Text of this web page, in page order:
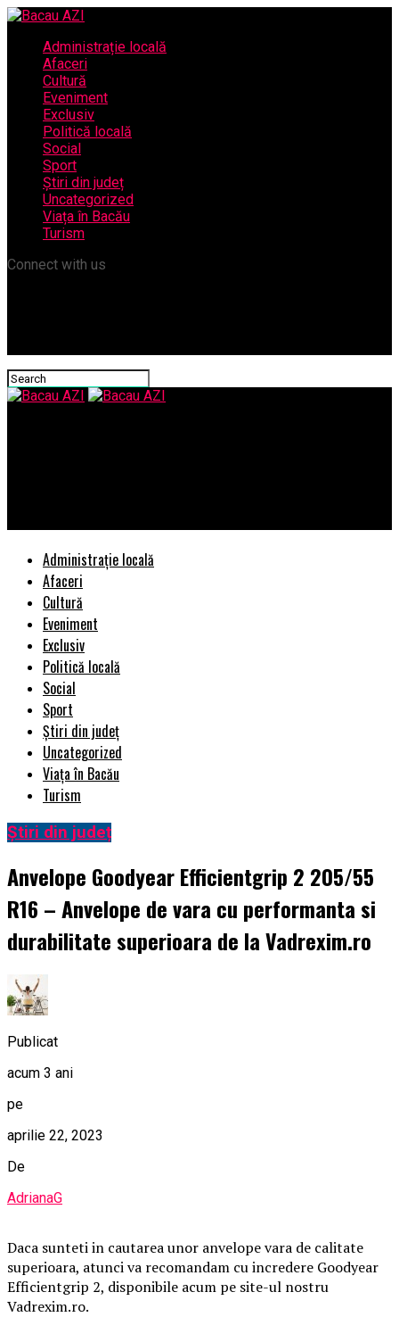
Administrație locală
Afaceri
Cultură
Eveniment
Exclusiv
Politică locală
Social
Sport
Știri din județ
Uncategorized
Viața în Bacău
Turism
Connect with us
Administrație locală
Afaceri
Cultură
Eveniment
Exclusiv
Politică locală
Social
Sport
Știri din județ
Uncategorized
Viața în Bacău
Turism
Știri din județ
Anvelope Goodyear Efficientgrip 2 205/55
R16 – Anvelope de vara cu performanta si
durabilitate superioara de la Vadrexim.ro
Publicat
acum 3 ani
pe
aprilie 22, 2023
De
AdrianaG
Daca sunteti in cautarea unor anvelope vara de calitate
superioara, atunci va recomandam cu incredere Goodyear
Efficientgrip 2, disponibile acum pe site-ul nostru
Vadrexim.ro.